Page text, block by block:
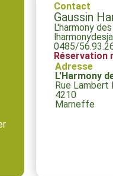
Contact
Gaussin
L'harmony
0485/
Réservation
Adresse
L'Harmony
Rue Lambert
4210
Marneffe